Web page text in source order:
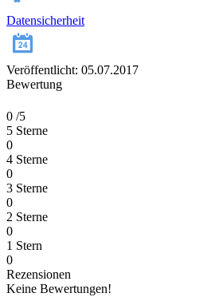
Datensicherheit
Veröffentlicht: 05.07.2017
Bewertung
0 /5
5 Sterne
0
4 Sterne
0
3 Sterne
0
2 Sterne
0
1 Stern
0
Rezensionen
Keine Bewertungen!